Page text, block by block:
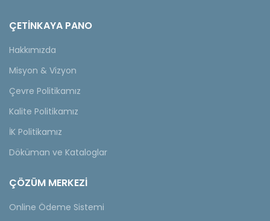
ÇETINKAYA PANO
Hakkımızda
Misyon & Vizyon
Çevre Politikamız
Kalite Politikamız
İK Politikamız
Döküman ve Kataloglar
ÇÖZÜM MERKEZİ
Online Ödeme Sistemi